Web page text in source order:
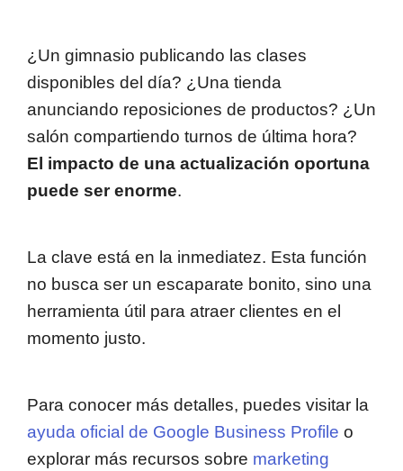
¿Un gimnasio publicando las clases
disponibles del día? ¿Una tienda
anunciando reposiciones de productos? ¿Un
salón compartiendo turnos de última hora?
El impacto de una actualización oportuna
puede ser enorme.
La clave está en la inmediatez. Esta función
no busca ser un escaparate bonito, sino una
herramienta útil para atraer clientes en el
momento justo.
Para conocer más detalles, puedes visitar la
ayuda oficial de Google Business Profile o
explorar más recursos sobre marketing